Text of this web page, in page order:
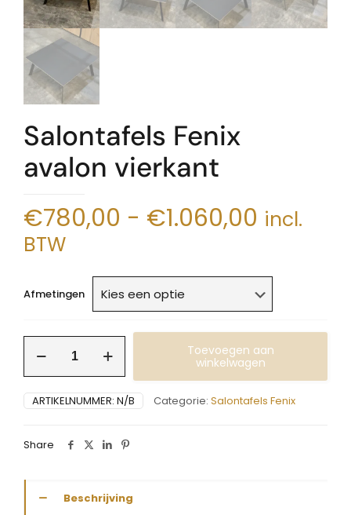
Salontafels Fenix
avalon vierkant
€780,00 - €1.060,00 incl.
BTW
Afmetingen
Fenix
avalon
aantal
Toevoegen aan
winkelwagen
ARTIKELNUMMER: N/B Categorie: Salontafels Fenix
Share
Beschrijving